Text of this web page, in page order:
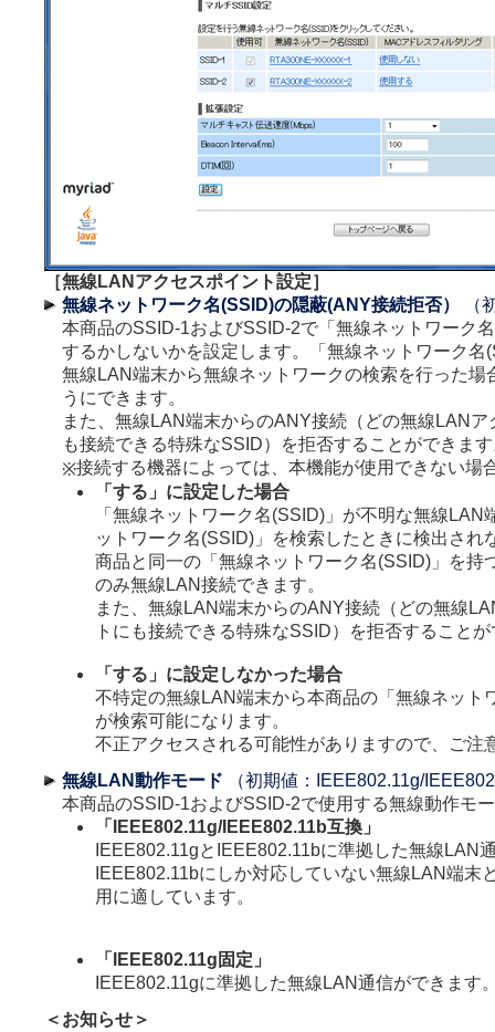
［無線LANアクセスポイント設定］
無線ネットワーク名(SSID)の隠蔽(ANY接続拒否）
（
本商品のSSID-1およびSSID-2で「無線ネットワーク
するかしないかを設定します。「無線ネットワーク名
無線LAN端末から無線ネットワークの検索を行った場
うにできます。
また、無線LAN端末からのANY接続（どの無線LANア
も接続できる特殊なSSID）を拒否することができま
※接続する機器によっては、本機能が使用できない場
「する」に設定した場合
「無線ネットワーク名(SSID)」が不明な無線LAN
ットワーク名(SSID)」を検索したときに検出され
商品と同一の「無線ネットワーク名(SSID)」を持
のみ無線LAN接続できます。
また、無線LAN端末からのANY接続（どの無線
トにも接続できる特殊なSSID）を拒否すること
「する」に設定しなかった場合
不特定の無線LAN端末から本商品の「無線ネット
が検索可能になります。
不正アクセスされる可能性がありますので、ご注
無線LAN動作モード （初期値：IEEE802.11g/
本商品のSSID-1およびSSID-2で使用する無線動作モ
「IEEE802.11g/IEEE802.11b互換」
IEEE802.11gとIEEE802.11bに準拠した無線LAN
IEEE802.11bにしか対応していない無線LAN端末
用に適しています。
「IEEE802.11g固定」
IEEE802.11gに準拠した無線LAN通信ができます
＜お知らせ＞